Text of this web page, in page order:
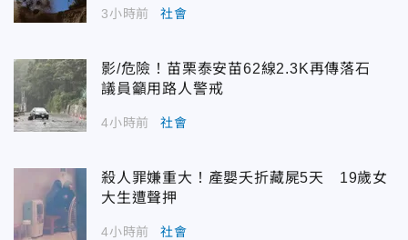
3小時前 社會
影/危險！苗栗泰安苗62線2.3K再傳落石
議員籲用路人警戒
4小時前 社會
殺人罪嫌重大！產嬰夭折藏屍5天 19歲女
大生遭聲押
4小時前 社會